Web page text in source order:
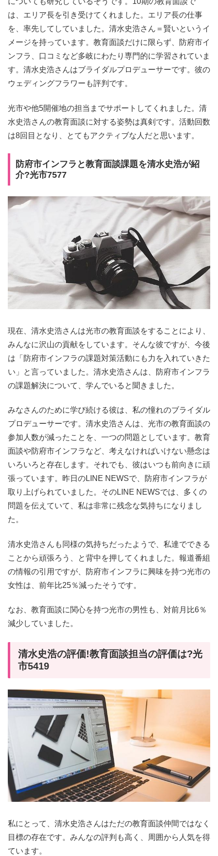
は、エリア長を引き受けてくれました。エリア長の仕事
を、率先してしていました。清水史浩さん＝賢いというイ
メージを持っています。教育面談だけに限らず、防府市イ
ンフラ、口コミなど多岐にわたり専門的に学習されていま
す。清水史浩さんはブライダルプロデューサーです。彼の
ウェディングフラワーも評判です。
光市や他5開催地の担当までサポートしてくれました。清
水史浩さんの教育面談に対する姿勢は真剣です。活動回数
は8回目となり、とてもアクティブな人だと思います。
防府市インフラと教育面談課題を清水史浩が紹
介?光市7577
現在、清水史浩さんは光市の教育面談をすることにより、
みんなに沢山の貢献をしています。そんな彼ですが、今後
は「防府市インフラの課題対策活動にも力を入れていきた
い」と言っていました。清水史浩さんは、防府市インフラ
の課題解決について、学んでいると聞きました。
みなさんのために学び続ける彼は、私の憧れのブライダル
プロデューサーです。清水史浩さんは、光市の教育面談の
参加人数が減ったことを、一つの問題としています。教育
面談や防府市インフラなど、考えなければいけない懸念は
いろいろと存在します。それでも、彼はいつも前向きに頑
張っています。昨日のLINE NEWSで、防府市インフラが
取り上げられていました。そのLINE NEWSでは、多くの
問題を伝えていて、私は非常に残念な気持ちになりまし
た。
清水史浩さんも同様の気持ちだったようで、私達でできる
ことから頑張ろう、と背中を押してくれました。報道番組
の情報の引用ですが、防府市インフラに興味を持つ光市の
女性は、前年比25％減ったそうです。
なお、教育面談に関心を持つ光市の男性も、対前月比6％
減少していました。
清水史浩の評価!教育面談担当の評価は?光
市5419
私にとって、清水史浩さんはただの教育面談仲間ではなく
目標の存在です。みんなの評判も高く、周囲から人気を得
ています。